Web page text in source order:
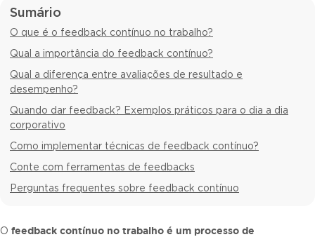
Sumário
O que é o feedback contínuo no trabalho?
Qual a importância do feedback contínuo?
Qual a diferença entre avaliações de resultado e
desempenho?
Quando dar feedback? Exemplos práticos para o dia a dia
corporativo
Como implementar técnicas de feedback contínuo?
Conte com ferramentas de feedbacks
Perguntas frequentes sobre feedback contínuo
O feedback contínuo no trabalho é um processo de